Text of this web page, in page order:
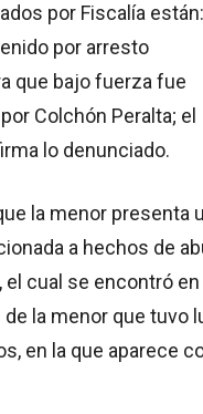
por Fiscalía están:
por arresto
que bajo fuerza fue
Colchón Peralta; el
lo denunciado.
la menor presenta
a hechos de
el cual se encontró en
la menor que tuvo
en la que aparece